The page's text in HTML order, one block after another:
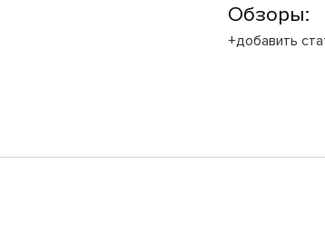
Обзоры:
+добавить